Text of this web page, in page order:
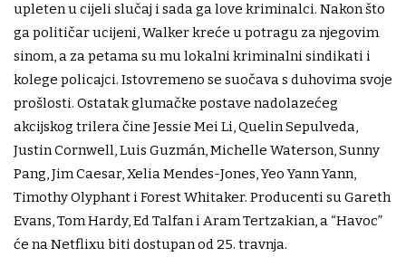
upleten u cijeli slučaj i sada ga love kriminalci. Nakon što
ga političar ucijeni, Walker kreće u potragu za njegovim
sinom, a za petama su mu lokalni kriminalni sindikati i
kolege policajci. Istovremeno se suočava s duhovima svoje
prošlosti. Ostatak glumačke postave nadolazećeg
akcijskog trilera čine Jessie Mei Li, Quelin Sepulveda,
Justin Cornwell, Luis Guzmán, Michelle Waterson, Sunny
Pang, Jim Caesar, Xelia Mendes-Jones, Yeo Yann Yann,
Timothy Olyphant i Forest Whitaker. Producenti su Gareth
Evans, Tom Hardy, Ed Talfan i Aram Tertzakian, a “Havoc”
će na Netflixu biti dostupan od 25. travnja.